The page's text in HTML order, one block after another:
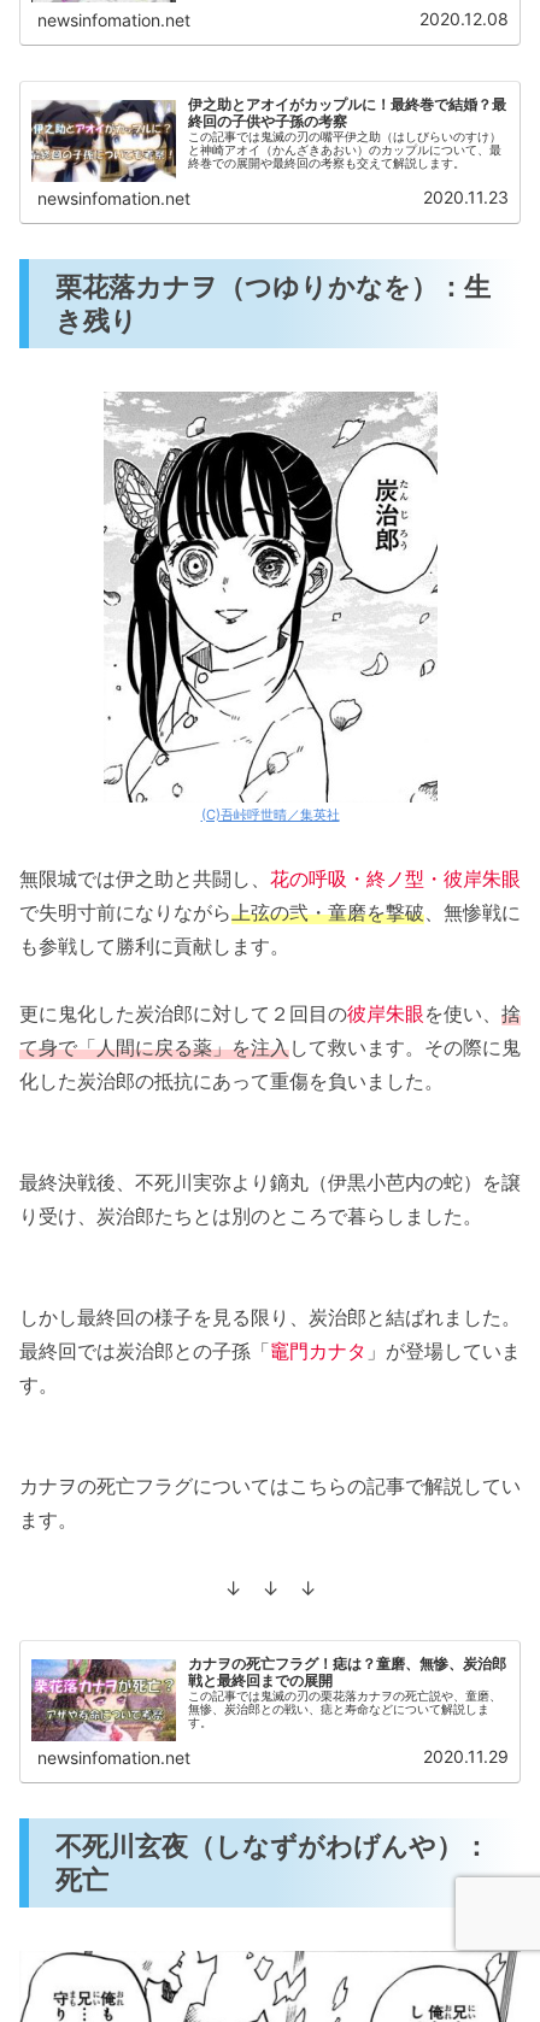
newsinfomation.net 2020.12.08
伊之助とアオイがカップルに！最終巻で結婚？最
終回の子供や子孫の考察
この記事では鬼滅の刃の嘴平伊之助（はしびらいのすけ）
と神崎アオイ（かんざきあおい）のカップルについて、最
終巻での展開や最終回の考察も交えて解説します。
newsinfomation.net 2020.11.23
栗花落カナヲ（つゆりかなを）：生
き残り
(C)吾峠呼世晴／集英社
無限城では伊之助と共闘し、 花の呼吸・終ノ型・彼岸朱眼
で失明寸前になりながら上弦の弐・童磨を撃破、無惨戦に
も参戦して勝利に貢献します。
更に鬼化した炭治郎に対して２回目の彼岸朱眼を使い、 捨
て身で「人間に戻る薬」を注入して救います。その際に鬼
化した炭治郎の抵抗にあって重傷を負いました。
最終決戦後、不死川実弥より鏑丸（伊黒小芭内の蛇）を譲
り受け、炭治郎たちとは別のところで暮らしました。
しかし最終回の様子を見る限り、炭治郎と結ばれました。
最終回では炭治郎との子孫「竈門カナタ 」が登場していま
す。
カナヲの死亡フラグについてはこちらの記事で解説してい
ます。
↓ ↓ ↓
カナヲの死亡フラグ！痣は？童磨、無惨、炭治郎
戦と最終回までの展開
この記事では鬼滅の刃の栗花落カナヲの死亡説や、童磨、
無惨、炭治郎との戦い、痣と寿命などについて解説しま
す。
newsinfomation.net 2020.11.29
不死川玄夜（しなずがわげんや）：
死亡